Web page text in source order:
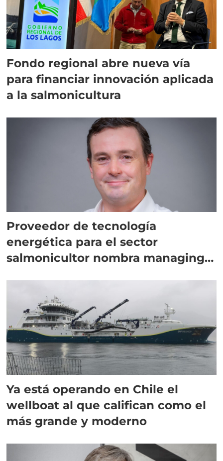
Fondo regional abre nueva vía
para financiar innovación aplicada
a la salmonicultura
Proveedor de tecnología
energética para el sector
salmonicultor nombra managing
Ya está operando en Chile el
wellboat al que califican como el
más grande y moderno